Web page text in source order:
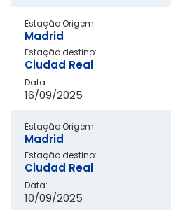
Estação Origem:
Madrid
Estação destino:
Ciudad Real
Data:
16/09/2025
Estação Origem:
Madrid
Estação destino:
Ciudad Real
Data:
10/09/2025